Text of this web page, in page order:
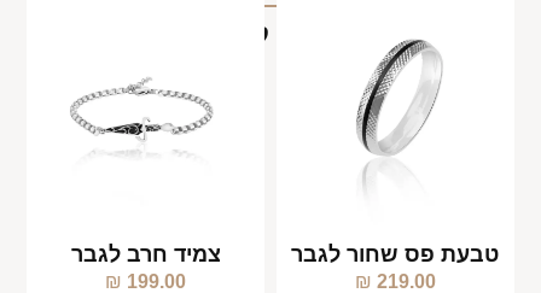
מוצרים קשורים
טבעת פס שחור לגבר
219.00
₪
צמיד חרב לגבר
199.00
₪